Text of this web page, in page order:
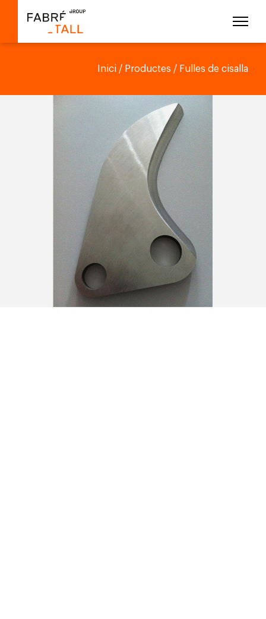
Inici / Productes / Fulles de cisalla